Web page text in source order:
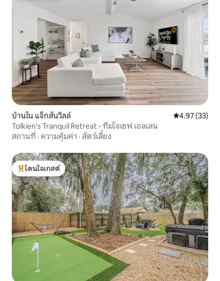
บ้านใน แจ็กสันวิลล์ คะแนนเฉลี่ย
4.97 (33)
Tolkien's Tranquil Retreat - ทีมโจเซฟ เอลเลน
สถานที่ · ความคุ้มค่า · สัตว์เลี้ยง
โดนใจเกสต์ที่สุด
โดนใจเกสต์